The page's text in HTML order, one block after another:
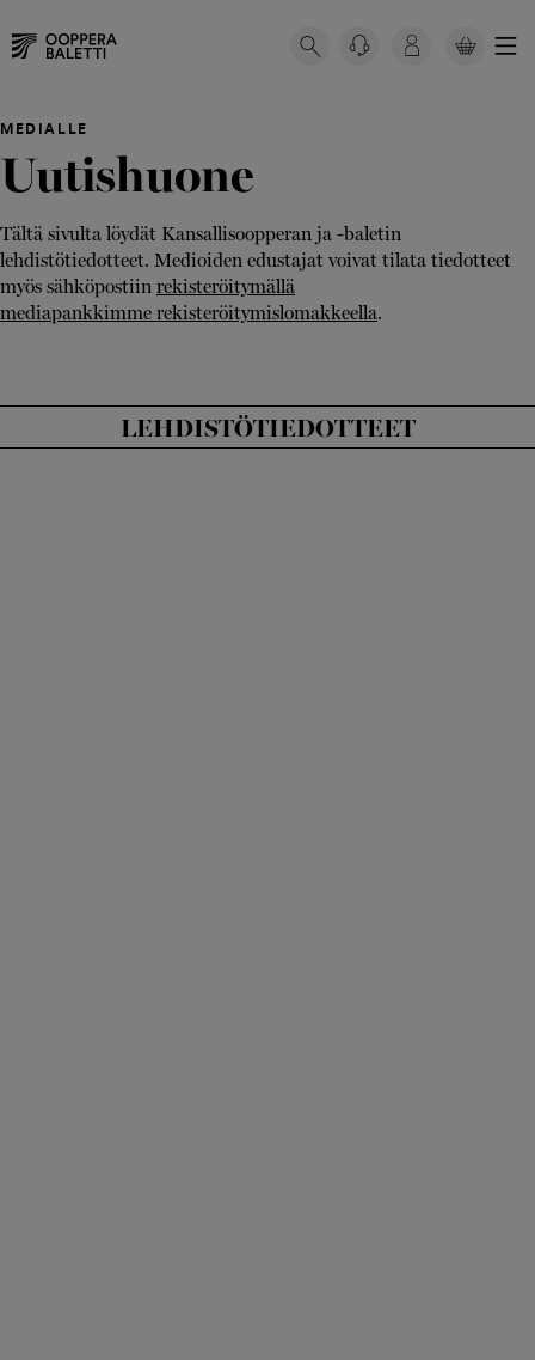
sisältöön
OSTOSKORISSASI
ei
ole
tuotteita.
MEDIALLE
Uutishuone
Tältä sivulta löydät Kansallisoopperan ja -baletin
lehdistötiedotteet. Medioiden edustajat voivat tilata tiedotteet
myös sähköpostiin rekisteröitymällä
mediapankkimme rekisteröitymislomakkeella.
LEHDISTÖTIEDOTTEET